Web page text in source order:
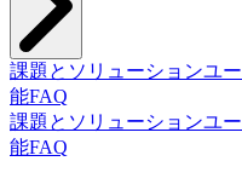
課題とソリューションユ
能FAQ
課題とソリューションユ
能FAQ